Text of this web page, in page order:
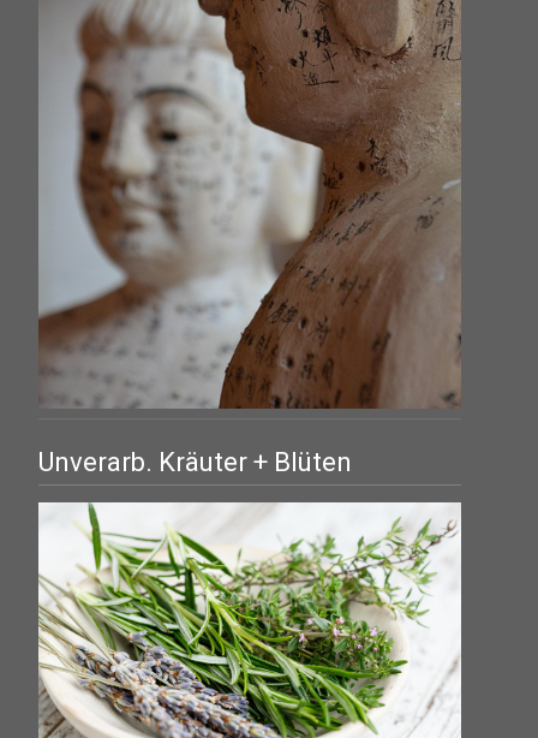
Unverarb. Kräuter + Blüten